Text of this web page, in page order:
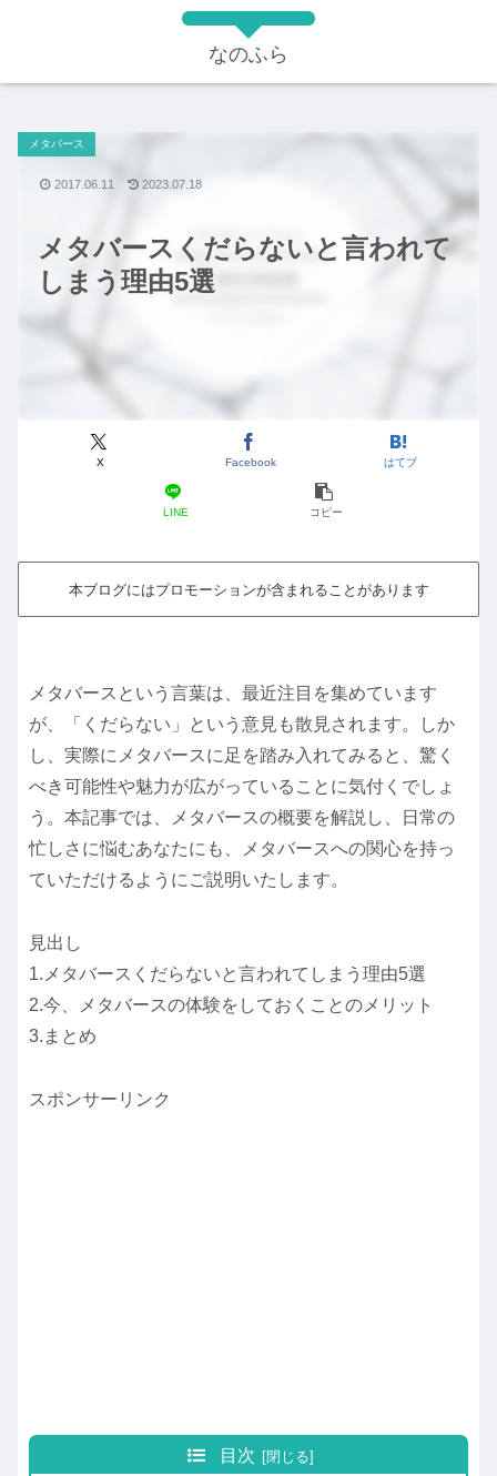
なのふら
メタバースくだらないと言われて
しまう理由5選
メタバース
X Facebook はてブ
LINE コピー
2017.06.11 2023.07.18
本ブログにはプロモーションが含まれることがあります
メタバースという言葉は、最近注目を集めています
が、「くだらない」という意見も散見されます。しか
し、実際にメタバースに足を踏み入れてみると、驚く
べき可能性や魅力が広がっていることに気付くでしょ
う。本記事では、メタバースの概要を解説し、日常の
忙しさに悩むあなたにも、メタバースへの関心を持っ
ていただけるようにご説明いたします。
見出し
1.メタバースくだらないと言われてしまう理由5選
2.今、メタバースの体験をしておくことのメリット
3.まとめ
スポンサーリンク
目次